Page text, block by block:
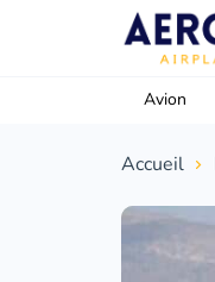
Avion
Accueil